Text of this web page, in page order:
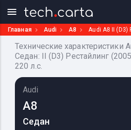
Главная Audi A8 Audi A8 II (D3)
Технические характеристики
Седан: II (D3) Рестайлинг
220 л.с.
Audi
A8
Седан